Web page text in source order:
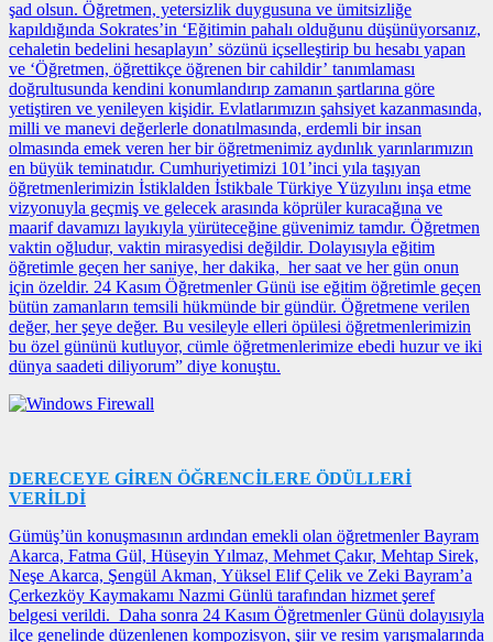
şad olsun. Öğretmen, yetersizlik duygusuna ve ümitsizliğe
kapıldığında Sokrates’in ‘Eğitimin pahalı olduğunu düşünüyorsanız,
cehaletin bedelini hesaplayın’ sözünü içselleştirip bu hesabı yapan
ve ‘Öğretmen, öğrettikçe öğrenen bir cahildir’ tanımlaması
doğrultusunda kendini konumlandırıp zamanın şartlarına göre
yetiştiren ve yenileyen kişidir. Evlatlarımızın şahsiyet kazanmasında,
milli ve manevi değerlerle donatılmasında, erdemli bir insan
olmasında emek veren her bir öğretmenimiz aydınlık yarınlarımızın
en büyük teminatıdır. Cumhuriyetimizi 101’inci yıla taşıyan
öğretmenlerimizin İstiklalden İstikbale Türkiye Yüzyılını inşa etme
vizyonuyla geçmiş ve gelecek arasında köprüler kuracağına ve
maarif davamızı layıkıyla yürüteceğine güvenimiz tamdır. Öğretmen
vaktin oğludur, vaktin mirasyedisi değildir. Dolayısıyla eğitim
öğretimle geçen her saniye, her dakika, her saat ve her gün onun
için özeldir. 24 Kasım Öğretmenler Günü ise eğitim öğretimle geçen
bütün zamanların temsili hükmünde bir gündür. Öğretmene verilen
değer, her şeye değer. Bu vesileyle elleri öpülesi öğretmenlerimizin
bu özel gününü kutluyor, cümle öğretmenlerimize ebedi huzur ve iki
dünya saadeti diliyorum” diye konuştu.
DERECEYE GİREN ÖĞRENCİLERE ÖDÜLLERİ
VERİLDİ
Gümüş’ün konuşmasının ardından emekli olan öğretmenler Bayram
Akarca, Fatma Gül, Hüseyin Yılmaz, Mehmet Çakır, Mehtap Sirek,
Neşe Akarca, Şengül Akman, Yüksel Elif Çelik ve Zeki Bayram’a
Çerkezköy Kaymakamı Nazmi Günlü tarafından hizmet şeref
belgesi verildi. Daha sonra 24 Kasım Öğretmenler Günü dolayısıyla
ilçe genelinde düzenlenen kompozisyon, şiir ve resim yarışmalarında